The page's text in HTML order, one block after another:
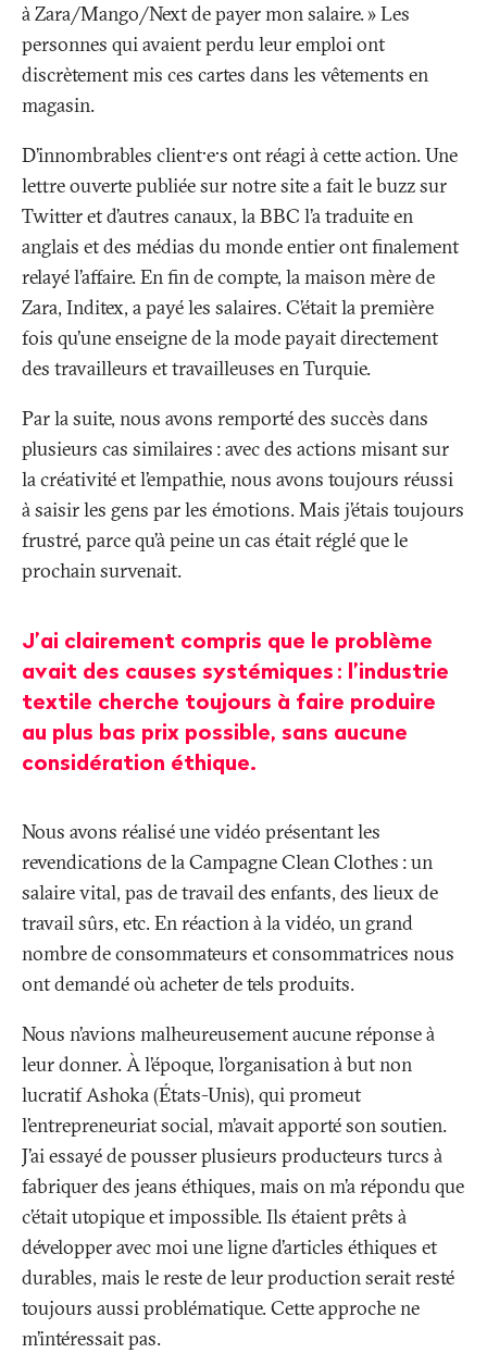
à Zara/Mango/Next de payer mon salaire.» Les
personnes qui avaient perdu leur emploi ont
discrètement mis ces cartes dans les vêtements en
magasin.
D’innombrables client·e·s ont réagi à cette action. Une
lettre ouverte publiée sur notre site a fait le buzz sur
Twitter et d’autres canaux, la BBC l’a traduite en
anglais et des médias du monde entier ont finalement
relayé l’affaire. En fin de compte, la maison mère de
Zara, Inditex, a payé les salaires. C’était la première
fois qu’une enseigne de la mode payait directement
des travailleurs et travailleuses en Turquie.
Par la suite, nous avons remporté des succès dans
plusieurs cas similaires : avec des actions misant sur
la créativité et l’empathie, nous avons toujours réussi
à saisir les gens par les émotions. Mais j’étais toujours
frustré, parce qu’à peine un cas était réglé que le
prochain survenait.
J’ai clairement compris que le problème
avait des causes systémiques : l’industrie
textile cherche toujours à faire produire
au plus bas prix possible, sans aucune
considération éthique.
Nous avons réalisé une vidéo présentant les
revendications de la Campagne Clean Clothes : un
salaire vital, pas de travail des enfants, des lieux de
travail sûrs, etc. En réaction à la vidéo, un grand
nombre de consommateurs et consommatrices nous
ont demandé où acheter de tels produits.
Nous n’avions malheureusement aucune réponse à
leur donner. À l’époque, l’organisation à but non
lucratif Ashoka (États-Unis), qui promeut
l’entrepreneuriat social, m’avait apporté son soutien.
J’ai essayé de pousser plusieurs producteurs turcs à
fabriquer des jeans éthiques, mais on m’a répondu que
c’était utopique et impossible. Ils étaient prêts à
développer avec moi une ligne d’articles éthiques et
durables, mais le reste de leur production serait resté
toujours aussi problématique. Cette approche ne
m’intéressait pas.